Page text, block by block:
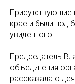
крае и были под
увиденного.
Председатель
объединения
рассказала о